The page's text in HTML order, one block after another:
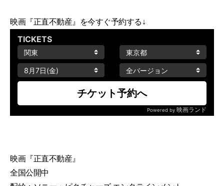
映画『正直不動産』を今すぐ予約する↓
映画『正直不動産』
全国公開中